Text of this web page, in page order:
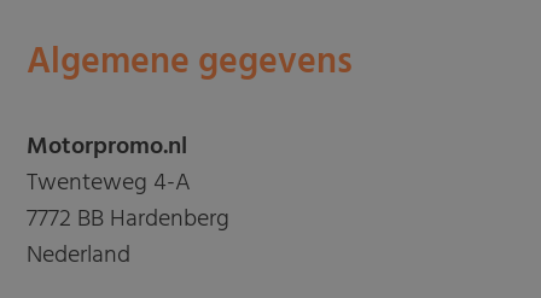
Algemene gegevens
Motorpromo.nl
Twenteweg 4-A
7772 BB Hardenberg
Nederland